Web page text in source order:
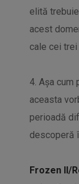
elită
acest
cale cei
4. Așa cum
aceasta
perioadă
descoperă
Frozen II/